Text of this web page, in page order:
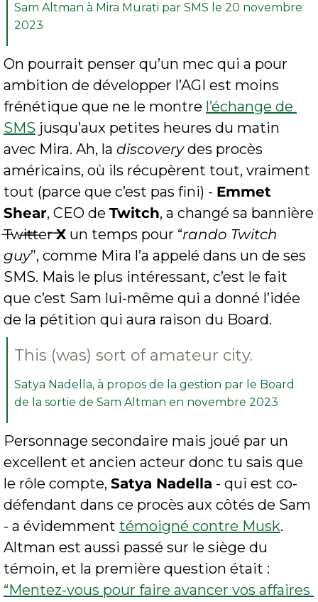
Sam Altman à Mira Murati par SMS le 20 novembre
2023
On pourrait penser qu’un mec qui a pour
ambition de développer l’AGI est moins
frénétique que ne le montre l’échange de
SMS jusqu’aux petites heures du matin
avec Mira. Ah, la discovery des procès
américains, où ils récupèrent tout, vraiment
tout (parce que c’est pas fini) - Emmet
Shear, CEO de Twitch, a changé sa bannière
T̶w̶i̶t̶t̶e̶r̶ X un temps pour “rando Twitch
guy”, comme Mira l’a appelé dans un de ses
SMS. Mais le plus intéressant, c’est le fait
que c’est Sam lui-même qui a donné l’idée
de la pétition qui aura raison du Board.
This (was) sort of amateur city.
Satya Nadella, à propos de la gestion par le Board
de la sortie de Sam Altman en novembre 2023
Personnage secondaire mais joué par un
excellent et ancien acteur donc tu sais que
le rôle compte, Satya Nadella - qui est co-
défendant dans ce procès aux côtés de Sam
- a évidemment témoigné contre Musk.
Altman est aussi passé sur le siège du
“Mentez-vous pour faire avancer vos affaires